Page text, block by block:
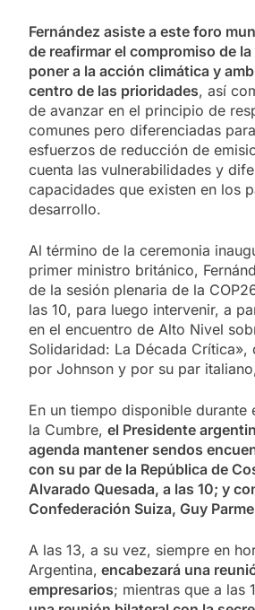
Fernández asiste a este foro
de reafirmar el compromiso de
poner a la acción climática y
centro de las prioridades, así
de avanzar en el principio de
comunes pero diferenciadas
esfuerzos de reducción de
cuenta las vulnerabilidades y
capacidades que existen en los
desarrollo.
Al término de la ceremonia
primer ministro británico,
de la sesión plenaria de la
las 10, para luego intervenir, a
en el encuentro de Alto Nivel
Solidaridad: La Década Crítica»,
por Johnson y por su par
En un tiempo disponible durante
la Cumbre, el Presidente
agenda mantener sendos
con su par de la República de
Alvarado Quesada, a las 10; y
Confederación Suiza, Guy
A las 13, a su vez, siempre en
Argentina, encabezará una
empresarios; mientras que a las